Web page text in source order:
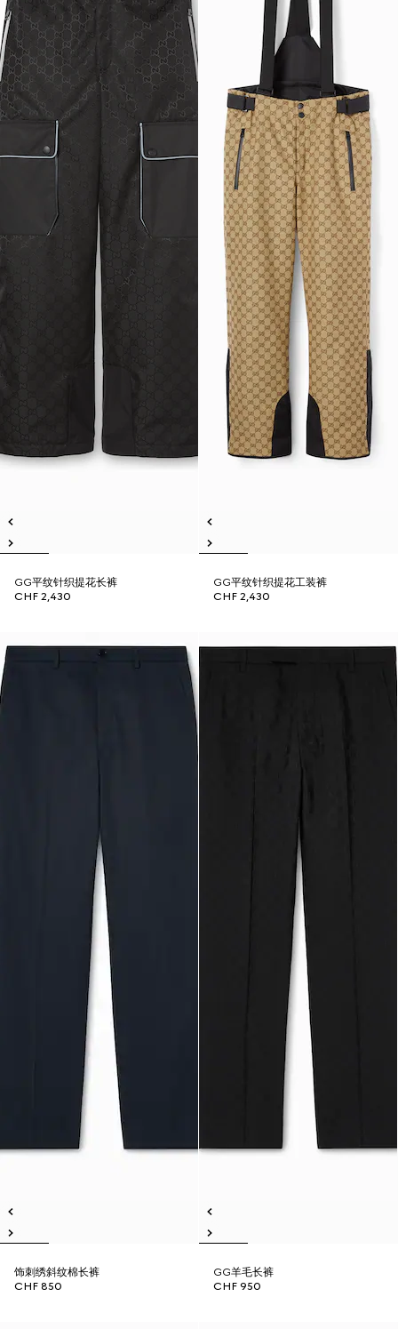
GG平纹针织提花长裤
CHF 2,430
GG平纹针织提花工装裤
CHF 2,430
饰刺绣斜纹棉长裤
CHF 850
GG羊毛长裤
CHF 950